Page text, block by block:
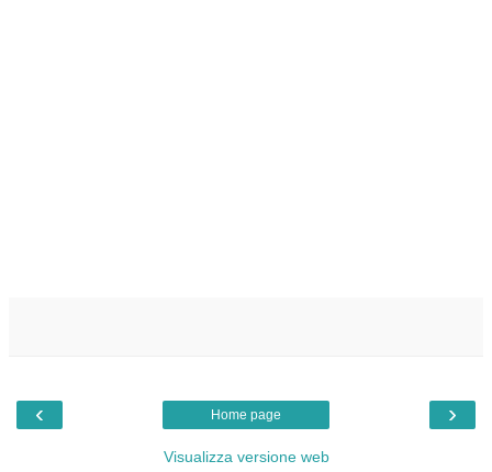
‹ ›
Home page
Visualizza versione web